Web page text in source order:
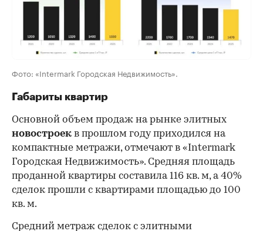
Фото: «Intermark Городская Недвижимость».
Габариты квартир
Основной объем продаж на рынке элитных
новостроек в прошлом году приходился на
компактные метражи, отмечают в «Intermark
Городская Недвижимость». Средняя площадь
проданной квартиры составила 116 кв. м, а 40%
сделок прошли с квартирами площадью до 100
кв. м.
Средний метраж сделок с элитными